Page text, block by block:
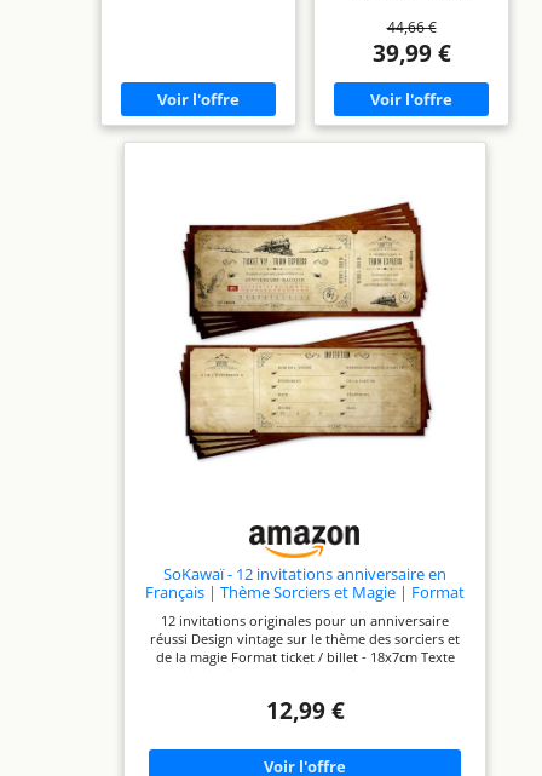
d'une façade en mesh qui
assure la circulation de
l'air pour refroidir le
système. Il est livré avec 4
ventilateurs ARGB de 120
mm : 3 à l'avant et 1 à
l'arrière. SUPPORT DES
refroidisseur de CPU de
160 mm de haut et un
bloc d'alimentation ATX
de 180 mm de long.
FILTRE À POUSSIÈRE
MAGNÉTIQUE ET VITRE
EN ACRYLIQUE - Les
filtres à poussière
magnétiques empêchent
la poussière de tomber à
l'intérieur tout en étant
faciles à retirer pour le
nettoyage. Dévoilez vos
composants grâce à une
face avant comprend les
et de réinitialisation, les
ports micro/audio et 2
ports USB 3.2 Gen 1
Type-A (5 Gb/s). Le
bouton LED permet le
contrôle via le hub ARGB.
44,66 €
39,99 €
SoKawaï - 12 invitations anniversaire en
Français | Thème Sorciers et Magie | Format
12 invitations originales pour un anniversaire
réussi Design vintage sur le thème des sorciers et
de la magie Format ticket / billet - 18x7cm Texte
stylo la date de l'évènement sur le recto Impression
12,99 €